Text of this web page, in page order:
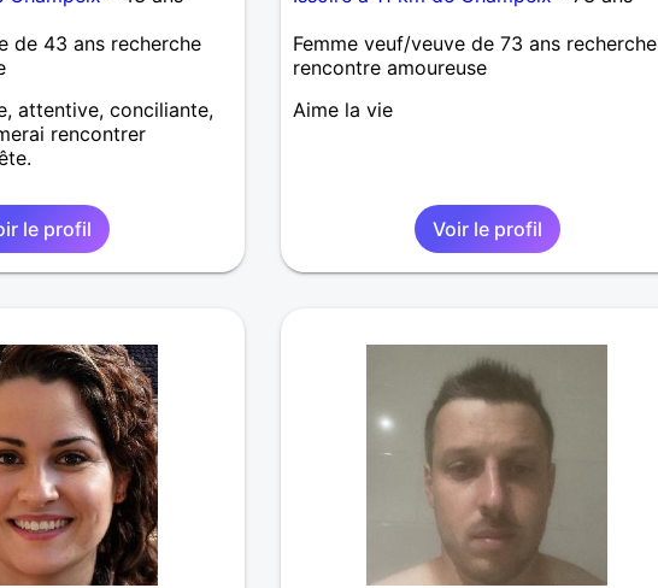
de 43 ans recherche
attentive, conciliante,
rencontrer
le profil
Femme veuf/veuve de 73 ans recherche
rencontre amoureuse
Aime la vie
Voir le profil